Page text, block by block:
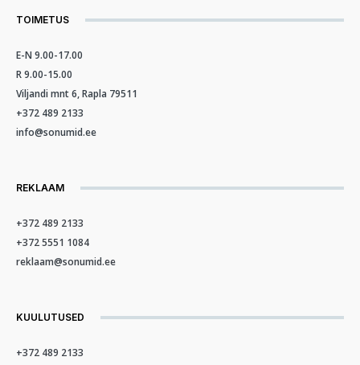
TOIMETUS
E-N 9.00-17.00
R 9.00-15.00
Viljandi mnt 6, Rapla 79511
+372 489 2133
info@sonumid.ee
REKLAAM
+372 489 2133
+372 5551 1084
reklaam@sonumid.ee
KUULUTUSED
+372 489 2133